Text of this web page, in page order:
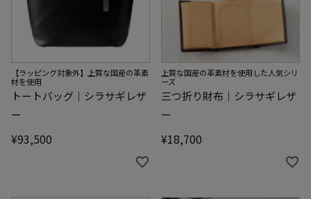
【ラッピング対象外】上質な国産の革素
材を使用
トートバッグ｜シラサギレザ
ー
¥93,500
上質な国産の革素材を使用した人気シリ
ーズ
三つ折り財布｜シラサギレザ
ー
¥18,700